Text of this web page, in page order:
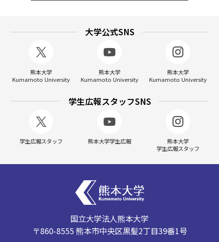
大学公式SNS
熊本大学
Kumamoto University
熊本大学
Kumamoto University
熊本大学
Kumamoto University
学生広報スタッフSNS
学生広報スタッフ 熊本大学学生広報
熊本大学
学生広報スタッフ
国立大学法人熊本大学
〒860-8555 熊本市中央区黒髪2丁目39番1号